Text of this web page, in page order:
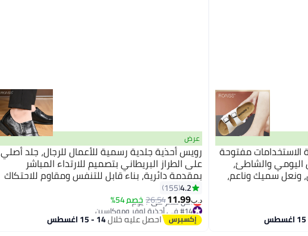
مفتوحة
اليومي والشاطئ،
ونعل سميك وناعم،
بألوان كلاسيكية،
عرض
رويس أحذية جلدية رسمية للأعمال للرجال، جلد أصلي
على الطراز البريطاني بتصميم للارتداء المباشر
بمقدمة دائرية، بناء قابل للتنفس ومقاوم للاحتكاك
للارتداء المكتبي الكاجوال، أحذية سوداء مريحة
4.2
155
د.ب‏11.99
26.54خصم 54%
#14 في أحذية لوفر وموكاسين
أقل سعر في 7 يوم
#14 في أحذية لوفر وموكاسين
احصل عليه خلال14 - 15 اغسطس